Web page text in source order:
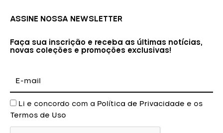
ASSINE NOSSA NEWSLETTER
Faça sua inscrição e receba as últimas notícias,
novas coleções e promoções exclusivas!
mail
AceiteLi e concordo com a Política de Privacidade e os
Termos de Uso